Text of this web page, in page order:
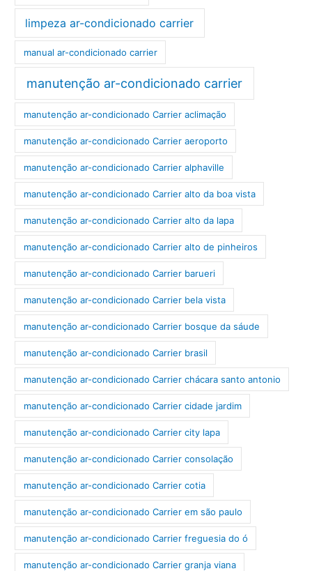
limpeza ar-condicionado carrier
manual ar-condicionado carrier
manutenção ar-condicionado carrier
manutenção ar-condicionado Carrier aclimação
manutenção ar-condicionado Carrier aeroporto
manutenção ar-condicionado Carrier alphaville
manutenção ar-condicionado Carrier alto da boa vista
manutenção ar-condicionado Carrier alto da lapa
manutenção ar-condicionado Carrier alto de pinheiros
manutenção ar-condicionado Carrier barueri
manutenção ar-condicionado Carrier bela vista
manutenção ar-condicionado Carrier bosque da sáude
manutenção ar-condicionado Carrier brasil
manutenção ar-condicionado Carrier chácara santo antonio
manutenção ar-condicionado Carrier cidade jardim
manutenção ar-condicionado Carrier city lapa
manutenção ar-condicionado Carrier consolação
manutenção ar-condicionado Carrier cotia
manutenção ar-condicionado Carrier em são paulo
manutenção ar-condicionado Carrier freguesia do ó
manutenção ar-condicionado Carrier granja viana